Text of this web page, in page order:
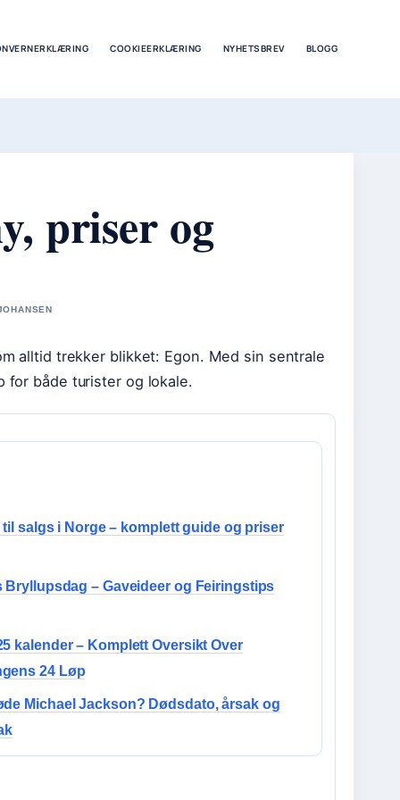
COOKIEERKLÆRING NYHETSBREV BLOGG
priser og
alltid trekker blikket: Egon. Med sin sentrale
for både turister og lokale.
til salgs i Norge – komplett guide og priser
Bryllupsdag – Gaveideer og Feiringstips
kalender – Komplett Oversikt Over
24 Løp
Michael Jackson? Dødsdato, årsak og